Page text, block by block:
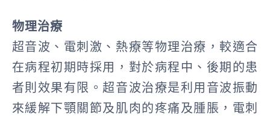
物理治療
超音波、電刺激、熱療等物理治療，較適合
在病程初期時採用，對於病程中、後期的患
者則效果有限。超音波治療是利用音波振動
來緩解下顎關節及肌肉的疼痛及腫脹，電刺